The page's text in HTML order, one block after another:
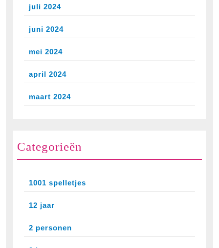
juli 2024
juni 2024
mei 2024
april 2024
maart 2024
Categorieën
1001 spelletjes
12 jaar
2 personen